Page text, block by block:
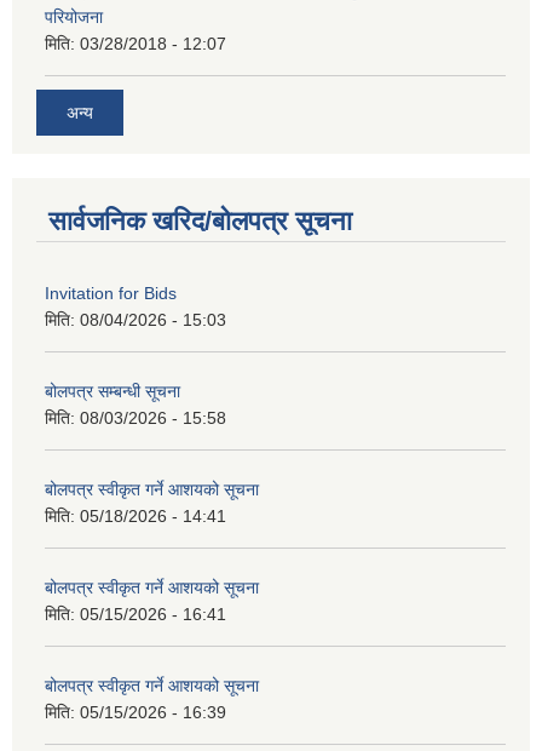
परियोजना
मिति: 03/28/2018 - 12:07
अन्य
सार्वजनिक खरिद/बोलपत्र सूचना
Invitation for Bids
मिति: 08/04/2026 - 15:03
बोलपत्र सम्बन्धी सूचना
मिति: 08/03/2026 - 15:58
बोलपत्र स्वीकृत गर्ने आशयको सूचना
मिति: 05/18/2026 - 14:41
बोलपत्र स्वीकृत गर्ने आशयको सूचना
मिति: 05/15/2026 - 16:41
बोलपत्र स्वीकृत गर्ने आशयको सूचना
मिति: 05/15/2026 - 16:39